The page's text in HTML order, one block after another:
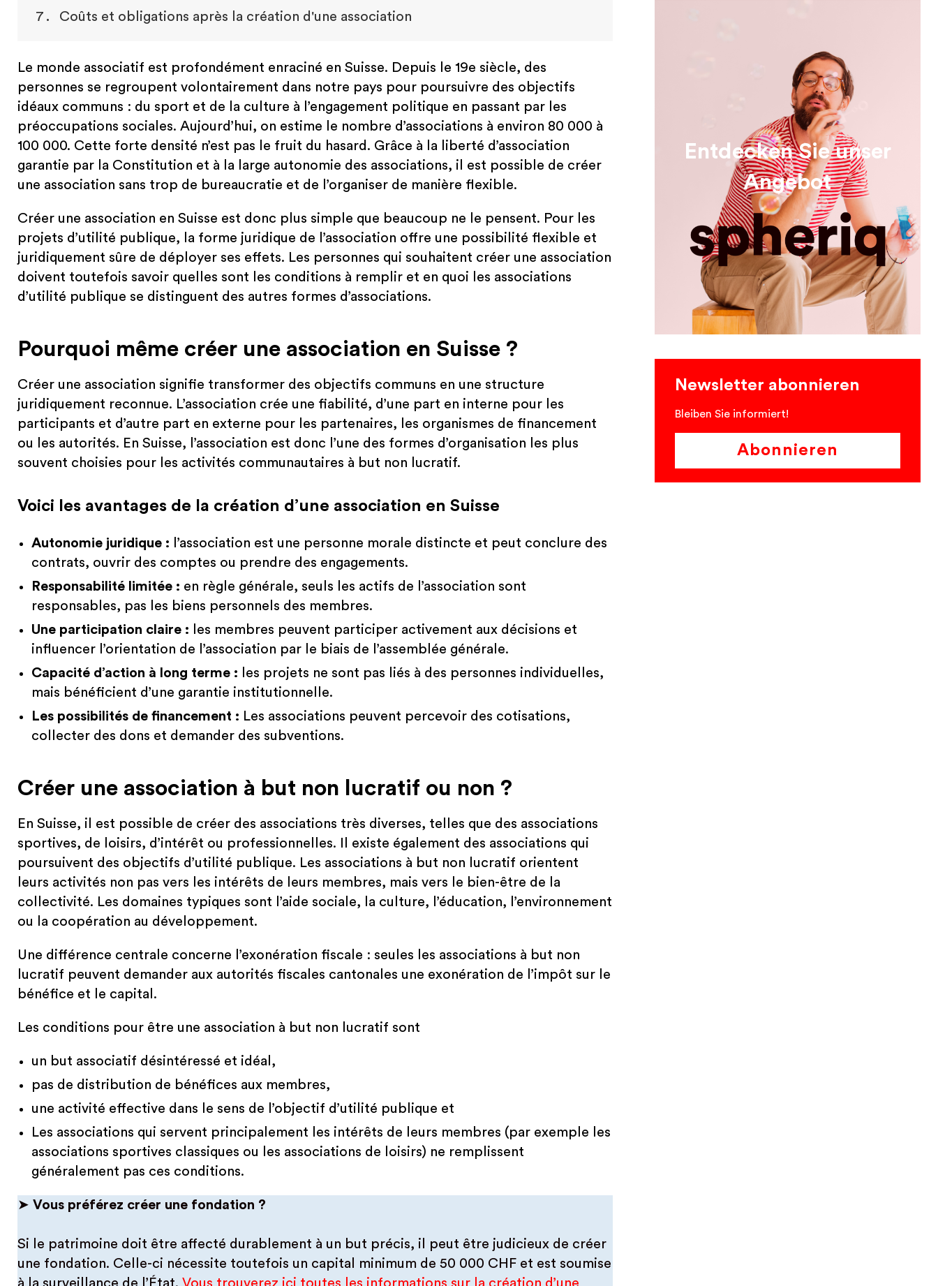
Coûts et obligations après la création d'une association
Le monde associatif est profondément enraciné en Suisse. Depuis le 19e siècle, des
personnes se regroupent volontairement dans notre pays pour poursuivre des objectifs
idéaux communs : du sport et de la culture à l’engagement politique en passant par les
préoccupations sociales. Aujourd’hui, on estime le nombre d’associations à environ 80 000 à
100 000. Cette forte densité n’est pas le fruit du hasard. Grâce à la liberté d’association
garantie par la Constitution et à la large autonomie des associations, il est possible de créer
une association sans trop de bureaucratie et de l’organiser de manière flexible.
Créer une association en Suisse est donc plus simple que beaucoup ne le pensent. Pour les
projets d’utilité publique, la forme juridique de l’association offre une possibilité flexible et
juridiquement sûre de déployer ses effets. Les personnes qui souhaitent créer une association
doivent toutefois savoir quelles sont les conditions à remplir et en quoi les associations
d’utilité publique se distinguent des autres formes d’associations.
Pourquoi même créer une association en Suisse ?
Créer une association signifie transformer des objectifs communs en une structure
juridiquement reconnue. L’association crée une fiabilité, d’une part en interne pour les
participants et d’autre part en externe pour les partenaires, les organismes de financement
ou les autorités. En Suisse, l’association est donc l’une des formes d’organisation les plus
souvent choisies pour les activités communautaires à but non lucratif.
Voici les avantages de la création d’une association en Suisse
Autonomie juridique : l’association est une personne morale distincte et peut conclure des
contrats, ouvrir des comptes ou prendre des engagements.
Responsabilité limitée : en règle générale, seuls les actifs de l’association sont
responsables, pas les biens personnels des membres.
Une participation claire : les membres peuvent participer activement aux décisions et
influencer l’orientation de l’association par le biais de l’assemblée générale.
Capacité d’action à long terme : les projets ne sont pas liés à des personnes individuelles,
mais bénéficient d’une garantie institutionnelle.
Les possibilités de financement : Les associations peuvent percevoir des cotisations,
collecter des dons et demander des subventions.
Créer une association à but non lucratif ou non ?
En Suisse, il est possible de créer des associations très diverses, telles que des associations
sportives, de loisirs, d’intérêt ou professionnelles. Il existe également des associations qui
poursuivent des objectifs d’utilité publique. Les associations à but non lucratif orientent
leurs activités non pas vers les intérêts de leurs membres, mais vers le bien-être de la
collectivité. Les domaines typiques sont l’aide sociale, la culture, l’éducation, l’environnement
ou la coopération au développement.
Une différence centrale concerne l’exonération fiscale : seules les associations à but non
lucratif peuvent demander aux autorités fiscales cantonales une exonération de l’impôt sur le
bénéfice et le capital.
Les conditions pour être une association à but non lucratif sont
un but associatif désintéressé et idéal,
pas de distribution de bénéfices aux membres,
une activité effective dans le sens de l’objectif d’utilité publique et
Les associations qui servent principalement les intérêts de leurs membres (par exemple les
associations sportives classiques ou les associations de loisirs) ne remplissent
généralement pas ces conditions.
➤ Vous préférez créer une fondation ?
Si le patrimoine doit être affecté durablement à un but précis, il peut être judicieux de créer
une fondation. Celle-ci nécessite toutefois un capital minimum de 50 000 CHF et est soumise
Entdecken Sie unser
Angebot
Newsletter abonnieren
Bleiben Sie informiert!
Abonnieren